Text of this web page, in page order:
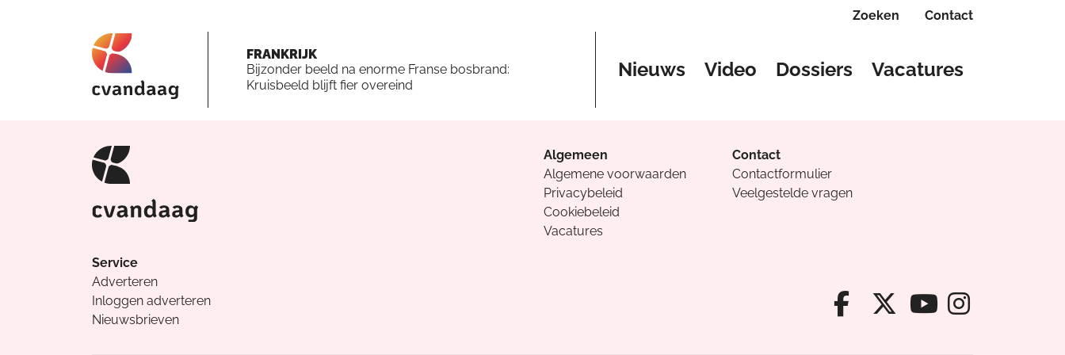
Zoeken Contact
FRANKRIJK
Bijzonder beeld na enorme Franse bosbrand:
Kruisbeeld blijft fier overeind
Nieuws Video Dossiers Vacatures
Algemeen
Algemene voorwaarden
Privacybeleid
Cookiebeleid
Vacatures
Contact
Contactformulier
Veelgestelde vragen
Service
Adverteren
Inloggen adverteren
Nieuwsbrieven
Facebook van
X van